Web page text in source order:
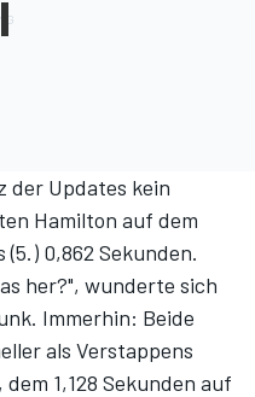
der Updates kein
Hamilton auf dem
0,862 Sekunden.
her?", wunderte sich
Immerhin: Beide
als Verstappens
1,128 Sekunden auf